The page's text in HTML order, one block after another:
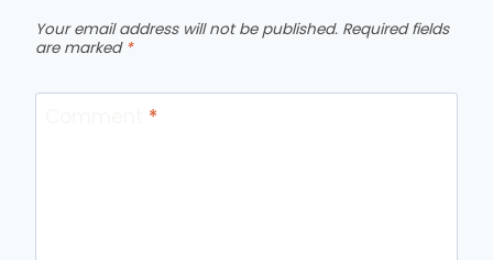
Your email address will not be published. Required fields
are marked *
*